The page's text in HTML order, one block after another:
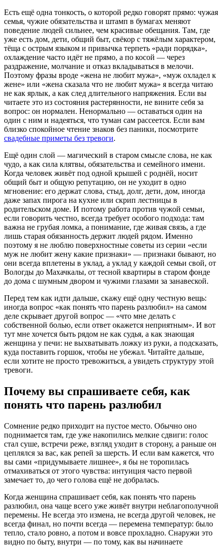
Есть ещё одна тонкость, о которой редко говорят прямо: чужая
семья, чужие обязательства и штамп в бумагах меняют
поведение людей сильнее, чем красивые обещания. Там, где
уже есть дом, дети, общий быт, свёкор с тяжёлым характером,
тёща с острым языком и привычка терпеть «ради порядка»,
охлаждение часто идёт не прямо, а по косой — через
раздражение, молчание и отказ вкладываться в мелочи.
Поэтому фразы вроде «жена не любит мужа», «муж охладел к
жене» или «жена сказала что не любит мужа» я всегда читаю
не как ярлык, а как след длительного напряжения. Если вы
читаете это из состояния растерянности, не вините себя за
вопрос: он нормален. Ненормально — оставаться один на
один с ним и надеяться, что туман сам рассеется. Если вам
близко спокойное чтение знаков без паники, посмотрите
свадебные приметы без тревоги.
Ещё один слой — магический в старом смысле слова, не как
чудо, а как сила клятвы, обязательства и семейного имени.
Когда человек живёт под одной крышей с роднёй, носит
общий быт и общую репутацию, он не уходит в одно
мгновение: его держат слова, стыд, долг, дети, дом, иногда
даже запах пирога на кухне или скрип лестницы в
родительском доме. И потому работа против чужой семьи,
если говорить честно, всегда требует особого подхода: там
важна не грубая ломка, а понимание, где живая связь, а где
лишь старая обязанность держит людей рядом. Именно
поэтому я не люблю поверхностные советы из серии «если
муж не любит жену какие признаки» — признаки бывают, но
они всегда вплетены в уклад, а уклад у каждой семьи свой, от
Вологды до Махачкалы, от тесной квартиры в старом фонде
до дома с шумным двором и чужими глазами за занавеской.
Перед тем как идти дальше, скажу ещё одну честную вещь:
иногда вопрос «как понять что парень разлюбил» на самом
деле скрывает другой вопрос — «что мне делать с
собственной болью, если ответ окажется неприятным». И вот
тут мне хочется быть рядом не как судья, а как знающая
женщина у печи: не выхватывать ложку из руки, а подсказать,
куда поставить горшок, чтобы не убежал. Читайте дальше,
если хотите не просто тревожиться, а увидеть структуру этой
тревоги.
Почему вы спрашиваете себя, как
понять что парень разлюбил
Сомнение редко приходит на пустое место. Обычно оно
поднимается там, где уже накопились мелкие сдвиги: голос
стал суше, встречи реже, взгляд уходит в сторону, а раньше он
цеплялся за вас, как репей за шерсть. И если вам кажется, что
вы сами «придумываете лишнее», я бы не торопилась
отмахиваться от этого чувства: интуиция часто первой
замечает то, до чего голова ещё не добралась.
Когда женщина спрашивает себя, как понять что парень
разлюбил, она чаще всего уже живёт внутри неблагополучной
перемены. Не всегда это измена, не всегда другой человек, не
всегда финал, но почти всегда — перемена температур: было
тепло, стало ровно, а потом и вовсе прохладно. Снаружи это
видно по быту, внутри — по тому, как вы начинаете